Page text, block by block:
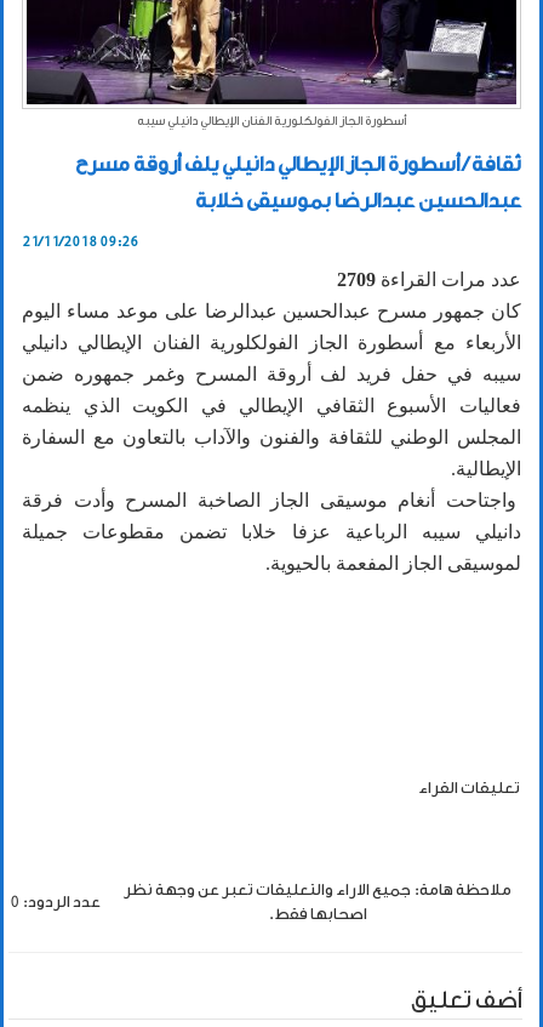
أسطورة الجاز الفولكلورية الفنان الإيطالي دانيلي سيبه
ثقافة / أسطورة الجاز الإيطالي دانيلي يلف أروقة مسرح
عبدالحسين عبدالرضا بموسيقى خلابة
21/11/2018 09:26
عدد مرات القراءة 2709
كان جمهور مسرح عبدالحسين عبدالرضا على موعد مساء اليوم
الأربعاء مع أسطورة الجاز الفولكلورية الفنان الإيطالي دانيلي
سيبه في حفل فريد لف أروقة المسرح وغمر جمهوره ضمن
فعاليات الأسبوع الثقافي الإيطالي في الكويت الذي ينظمه
المجلس الوطني للثقافة والفنون والآداب بالتعاون مع السفارة
الإيطالية.
واجتاحت أنغام موسيقى الجاز الصاخبة المسرح وأدت فرقة
دانيلي سيبه الرباعية عزفا خلابا تضمن مقطوعات جميلة
لموسيقى الجاز المفعمة بالحيوية.
تعليقات القراء
ملاحظة هامة: جميع الاراء والتعليقات تعبر عن وجهة نظر
اصحابها فقط.
عدد الردود: 0
أضف تعليق